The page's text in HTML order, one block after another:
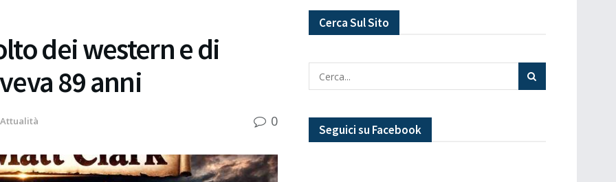
dei western e di
89 anni
Attualità 0
Cerca Sul Sito
Seguici su Facebook